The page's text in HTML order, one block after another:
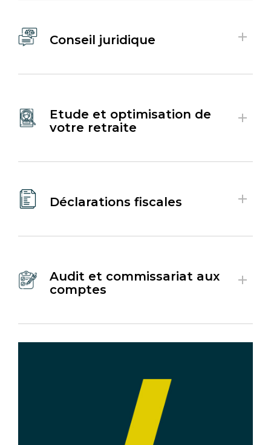
Conseil juridique
Etude et optimisation de
votre retraite
Déclarations fiscales
Audit et commissariat aux
comptes